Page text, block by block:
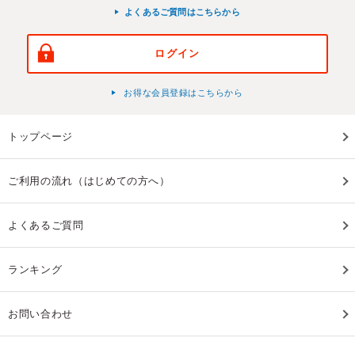
よくあるご質問はこちらから
ログイン
お得な会員登録はこちらから
トップページ
ご利用の流れ（はじめての方へ）
よくあるご質問
ランキング
お問い合わせ